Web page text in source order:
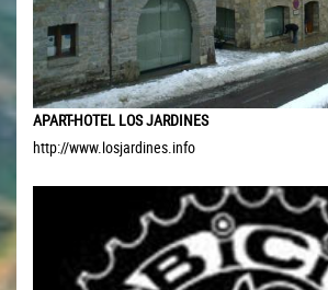
APART-HOTEL LOS JARDINES
http://www.losjardines.info